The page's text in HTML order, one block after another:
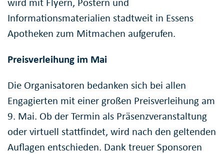
Informationsmaterialien stadtweit in Essens
Apotheken zum Mitmachen aufgerufen.
Preisverleihung im Mai
Die Organisatoren bedanken sich bei allen
Engagierten mit einer großen Preisverleihung am
9. Mai. Ob der Termin als Präsenzveranstaltung
oder virtuell stattfindet, wird nach den geltenden
Auflagen entschieden. Dank treuer Sponsoren